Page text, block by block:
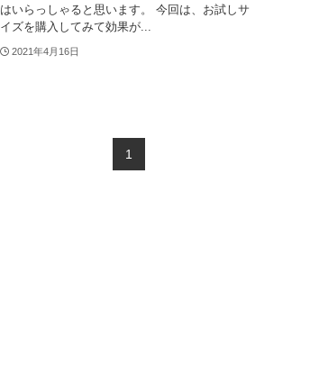
はいらっしゃると思います。 今回は、お試しサ
イズを購入してみて効果が...
2021年4月16日
1